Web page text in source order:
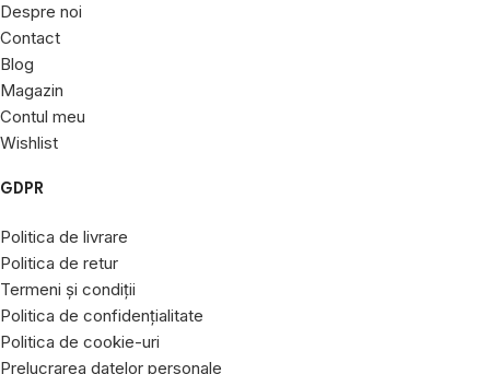
Despre noi
Contact
Blog
Magazin
Contul meu
Wishlist
GDPR
Politica de livrare
Politica de retur
Termeni și condiții
Politica de confidențialitate
Politica de cookie-uri
Prelucrarea datelor personale